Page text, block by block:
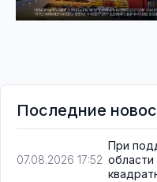
Последние
07.08.2026 17:52
При